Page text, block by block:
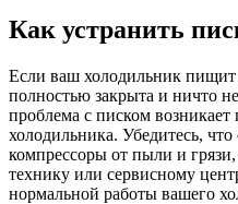
Как устранить
Если ваш холодильник пищит
полностью закрыта и ничто
проблема с писком
холодильника. Убедитесь,
компрессоры от пыли и
технику или сервисному
нормальной работы вашего